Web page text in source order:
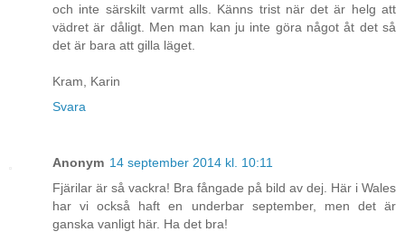
och inte särskilt varmt alls. Känns trist när det är helg att
vädret är dåligt. Men man kan ju inte göra något åt det så
det är bara att gilla läget.
Kram, Karin
Svara
Anonym 14 september 2014 kl. 10:11
Fjärilar är så vackra! Bra fångade på bild av dej. Här i Wales
har vi också haft en underbar september, men det är
ganska vanligt här. Ha det bra!